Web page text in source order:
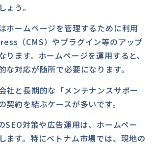
う。
ームページを管理するために利用
（CMS）やプラグイン等のアップ
ります。ホームページを運用すると、
な対応が随所で必要になります。
社と長期的な「メンテナンスサポー
契約を結ぶケースが多いです。
SEO対策や広告運用は、ホームペー
ます。特にベトナム市場では、現地の